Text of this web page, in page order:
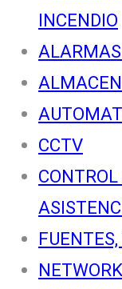
INCENDIO
CCTV